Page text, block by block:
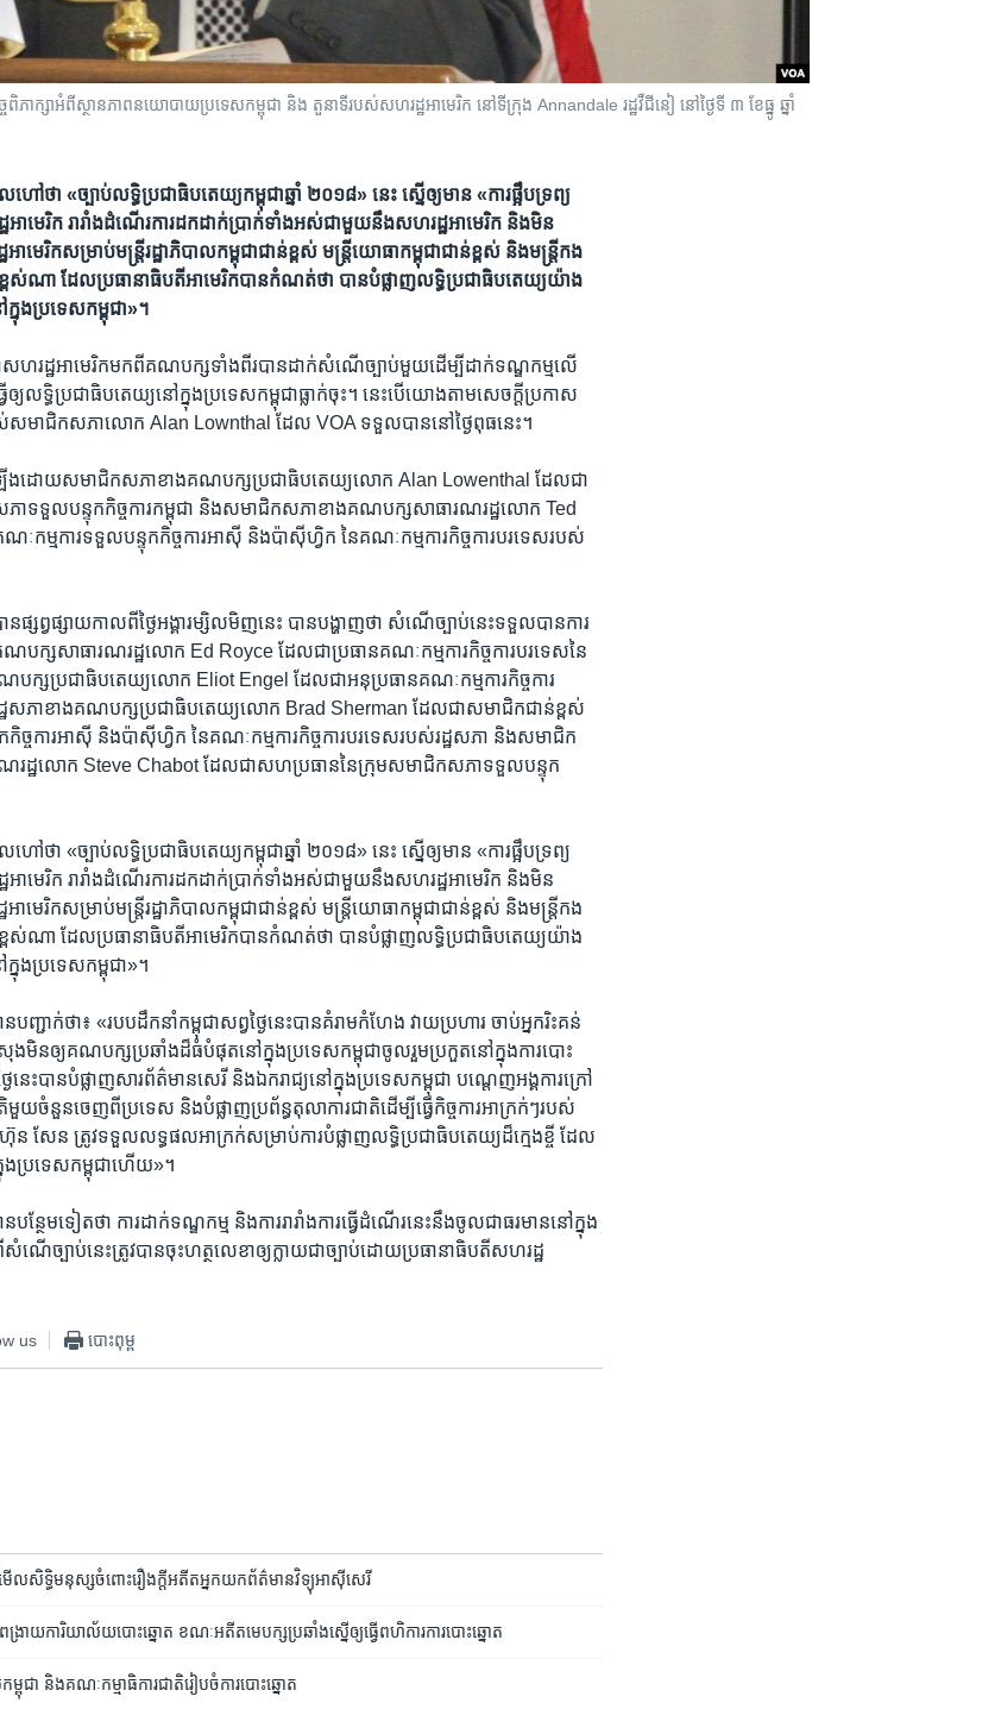
ាក្សា​អំពី​ស្ថាន​ភាព​នយោបាយ​ប្រទេស​កម្ពុជា​ និង​ តួនាទី​របស់​សហរដ្ឋ​អាមេរិក​ នៅ​ទីក្រុង​ Annandale​ រដ្ឋ​វឺជីនៀ នៅ​ថ្ងៃ​ទី​ ៣​ ខែ​ធ្នូ​ ឆ្នាំ​
ា «ច្បាប់​លទ្ធិ​ប្រជាធិបតេយ្យ​កម្ពុជា​ឆ្នាំ ២០១៨» នេះ ស្នើ​ឲ្យ​មាន «ការ​ផ្អឹប​ទ្រព្យ​
ាមេរិក រារាំង​ដំណើរការ​ដក​ដាក់​ប្រាក់​ទាំង​អស់​ជាមួយ​នឹង​សហរដ្ឋ​អាមេរិក និង​មិន​
មេរិក​សម្រាប់​មន្ត្រី​រដ្ឋាភិបាល​កម្ពុជា​ជាន់​ខ្ពស់ មន្ត្រី​យោធា​កម្ពុជា​ជាន់​ខ្ពស់ និង​មន្ត្រី​កង​
ន់​ខ្ពស់​ណា ដែល​ប្រធានាធិបតី​អាមេរិក​បាន​កំណត់​ថា បាន​បំផ្លាញ​លទ្ធិ​ប្រជាធិបតេយ្យ​យ៉ាង​
នុង​ប្រទេស​កម្ពុជា»។
ហរដ្ឋ​អាមេរិក​មក​ពី​គណបក្ស​ទាំង​ពីរ​បាន​ដាក់​សំណើ​ច្បាប់​មួយ​ដើម្បី​ដាក់​ទណ្ឌកម្ម​លើ​
វើ​ឲ្យ​លទ្ធិ​ប្រជាធិបតេយ្យ​នៅ​ក្នុង​ប្រទេស​កម្ពុជា​ធ្លាក់​ចុះ។ នេះ​បើ​យោង​តាម​សេចក្ដី​ប្រកាស​
មាជិក​សភា​លោក Alan Lownthal ដែល VOA ទទួល​បាន​នៅ​ថ្ងៃ​ពុធ​នេះ។
ឡើង​ដោយ​សមាជិក​សភា​ខាង​គណបក្ស​ប្រជាធិបតេយ្យ​លោក Alan Lowenthal ដែល​ជា​
ទទួល​បន្ទុក​កិច្ចការ​កម្ពុជា និង​សមាជិក​សភា​ខាង​គណបក្ស​សាធារណរដ្ឋ​លោក Ted
ៈកម្មការ​ទទួល​បន្ទុក​កិច្ចការ​អាស៊ី និង​ប៉ាស៊ីហ្វិក នៃ​គណៈកម្មការ​កិច្ចការ​បរទេស​របស់​
ផ្សព្វផ្សាយ​កាល​ពី​ថ្ងៃ​អង្គារ​ម្សិលមិញ​នេះ បាន​បង្ហាញ​ថា សំណើ​ច្បាប់​នេះ​ទទួល​បាន​ការ​
បក្ស​សាធារណរដ្ឋ​លោក Ed Royce ដែល​ជា​ប្រធាន​គណៈកម្មការ​កិច្ចការ​បរទេស​នៃ​
ក្ស​ប្រជាធិបតេយ្យ​លោក Eliot Engel ដែល​ជា​អនុ​ប្រធាន​គណៈកម្មការ​កិច្ចការ​
ឋសភា​ខាង​គណបក្ស​ប្រជាធិបតេយ្យ​លោក Brad Sherman ដែល​ជា​សមាជិក​ជាន់​ខ្ពស់​
ច្ចការ​អាស៊ី និង​ប៉ាស៊ីហ្វិក នៃ​គណៈកម្មការ​កិច្ចការ​បរទេស​របស់​រដ្ឋសភា និង​សមាជិក​
រដ្ឋ​លោក Steve Chabot ដែល​ជា​សហ​ប្រធាន​នៃ​ក្រុម​សមាជិក​សភា​ទទួល​បន្ទុក​
ា «ច្បាប់​លទ្ធិ​ប្រជាធិបតេយ្យ​កម្ពុជា​ឆ្នាំ ២០១៨» នេះ ស្នើ​ឲ្យ​មាន «ការ​ផ្អឹប​ទ្រព្យ​
ាមេរិក រារាំង​ដំណើរការ​ដក​ដាក់​ប្រាក់​ទាំង​អស់​ជាមួយ​នឹង​សហរដ្ឋ​អាមេរិក និង​មិន​
មេរិក​សម្រាប់​មន្ត្រី​រដ្ឋាភិបាល​កម្ពុជា​ជាន់​ខ្ពស់ មន្ត្រី​យោធា​កម្ពុជា​ជាន់​ខ្ពស់ និង​មន្ត្រី​កង​
ន់​ខ្ពស់​ណា ដែល​ប្រធានាធិបតី​អាមេរិក​បាន​កំណត់​ថា បាន​បំផ្លាញ​លទ្ធិ​ប្រជាធិបតេយ្យ​យ៉ាង​
នុង​ប្រទេស​កម្ពុជា»។
ញ្ជាក់​ថា៖ «របប​ដឹកនាំ​កម្ពុជា​សព្វថ្ងៃ​នេះ​បាន​គំរាមកំហែង វាយ​ប្រហារ ចាប់​អ្នក​រិះគន់​
ស្រុង​មិន​ឲ្យ​គណបក្ស​ប្រឆាំង​ដ៏​ធំ​បំផុត​នៅ​ក្នុង​ប្រទេស​កម្ពុជា​ចូលរួម​ប្រកួត​នៅ​ក្នុង​ការ​បោះ​
ៃ​នេះ​បាន​បំផ្លាញ​សារព័ត៌មាន​សេរី និង​ឯករាជ្យ​នៅ​ក្នុង​ប្រទេស​កម្ពុជា បណ្ដេញ​អង្គការ​ក្រៅ​
តិ​មួយ​ចំនួន​ចេញ​ពី​ប្រទេស និង​បំផ្លាញ​ប្រព័ន្ធ​តុលាការ​ជាតិ​ដើម្បី​ធ្វើ​កិច្ចការ​អាក្រក់ៗ​របស់​
សែន ត្រូវ​ទទួល​លទ្ធផល​អាក្រក់​សម្រាប់​ការ​បំផ្លាញ​លទ្ធិ​ប្រជាធិបតេយ្យ​ដ៏​ក្មេង​ខ្ចី ដែល​
នុង​ប្រទេស​កម្ពុជា​ហើយ»។
ន្ថែម​ទៀត​ថា ការ​ដាក់​ទណ្ឌកម្ម និង​ការ​រារាំង​ការ​ធ្វើ​ដំណើរ​នេះ​នឹង​ចូល​ជា​ធរមាន​នៅ​ក្នុង​
ើ​ច្បាប់​នេះ​ត្រូវ​បាន​ចុះ​ហត្ថលេខា​ឲ្យ​ក្លាយជា​ច្បាប់​ដោយ​ប្រធានាធិបតី​សហរដ្ឋ​
us បោះពុម្ព
ាំមើល​សិទ្ធិមនុស្ស​ចំពោះ​រឿងក្តី​អតីត​អ្នកយក​ព័ត៌មាន​វិទ្យុ​អាស៊ីសេរី
ង្រាយ​ការិយាល័យ​បោះឆ្នោត​ ខណៈអតីត​មេបក្ស​ប្រឆាំង​ស្នើ​ឲ្យធ្វើ​​ពហិការ​ការ​បោះឆ្នោត
ពុជា និង​គណៈកម្មាធិការ​ជាតិ​រៀបចំ​ការ​បោះ​ឆ្នោត